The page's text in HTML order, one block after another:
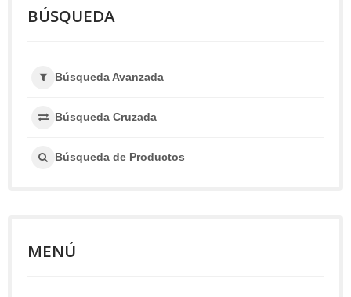
BÚSQUEDA
Búsqueda Avanzada
Búsqueda Cruzada
Búsqueda de Productos
MENÚ